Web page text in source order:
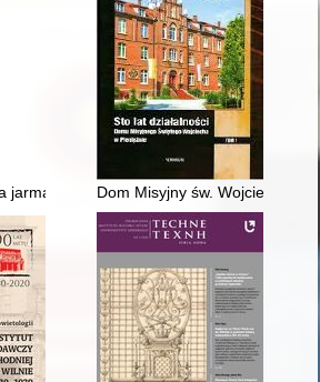
jarmarku : Stronnictwo Narodowe w
Dom Misyjny św. Wojciecha a